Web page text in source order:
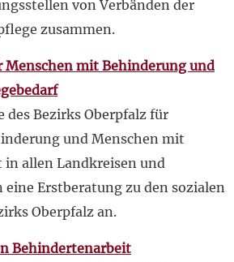
von Verbänden der
zusammen.
Menschen mit Behinderung und
des Bezirks Oberpfalz für
und Menschen mit
in allen Landkreisen und
Erstberatung zu den sozialen
Oberpfalz an.
Behindertenarbeit